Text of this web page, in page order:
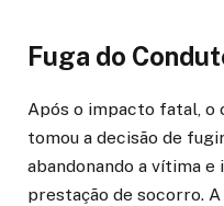
Fuga do
Após o impacto fatal, o
tomou a decisão de
abandonando a vítima
prestação de socorro.